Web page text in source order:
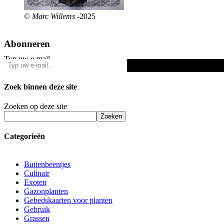
© Marc Willems -2025
Abonneren
Typ uw e-mail...
Zoek binnen deze site
Zoeken op deze site
Zoeken
Categorieën
Buitenbeentjes
Culinair
Exoten
Gazonplanten
Gebedskaarten voor planten
Gebruik
Grassen